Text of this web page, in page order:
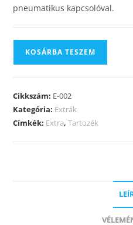
pneumatikus kapcsolóval.
KOSÁRBA TESZEM
Cikkszám: E-002
Kategória: Extrák
Címkék: Extra,Tartozék